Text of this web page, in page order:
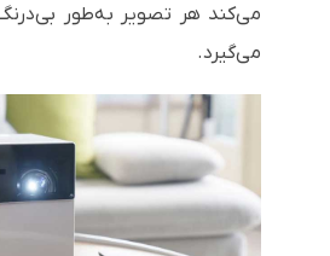
می‌کند هر تصویر به‌طور بی‌درنگ
می‌گیرد.